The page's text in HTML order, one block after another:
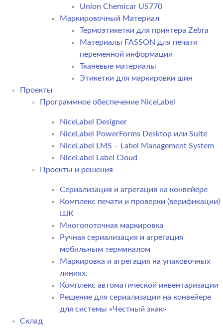
Union Chemicar US770
Маркировочный Материал
Термоэтикетки для принтера Zebra
Материалы FASSON для печати
переменной информации
Тканевые материалы
Этикетки для маркировки шин
Проекты
Программное обеспечение NiceLabel
NiceLabel Designer
NiceLabel PowerForms Desktop или Suite
NiceLabel LMS – Label Management System
NiceLabel Label Cloud
Проекты и решения
Сериализация и агрегация на конвейере
Комплекс печати и проверки (верификации)
ШК
Многопоточная маркировка
Ручная сериализация и агрегация
мобильным терминалом
Маркировка и агрегация на упаковочных
линиях.
Комплекс автоматической инвентаризации
Решение для сериализации на конвейере
для системы «Честный знак»
Склад